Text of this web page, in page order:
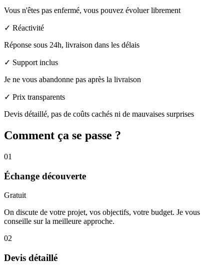
Vous n'êtes pas enfermé, vous pouvez évoluer librement
✓ Réactivité
Réponse sous 24h, livraison dans les délais
✓ Support inclus
Je ne vous abandonne pas après la livraison
✓ Prix transparents
Devis détaillé, pas de coûts cachés ni de mauvaises surprises
Comment ça se passe ?
01
Échange découverte
Gratuit
On discute de votre projet, vos objectifs, votre budget. Je vous
conseille sur la meilleure approche.
02
Devis détaillé